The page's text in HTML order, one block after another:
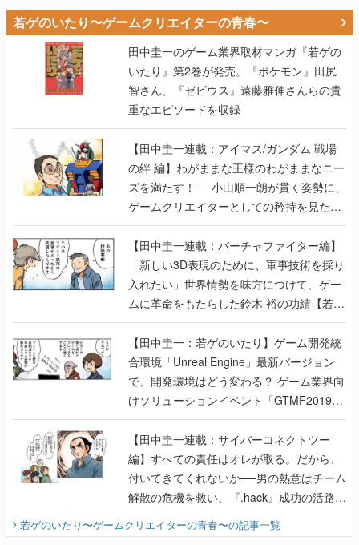
若ゲのいたり〜ゲームクリエイターの青春〜
田中圭一のゲーム業界取材マンガ『若ゲの
いたり』第2巻が発売。『ポケモン』田尻
智さん、『ゼビウス』遠藤雅伸さんらの貴
重なエピソードを収録
【田中圭一連載：アイマス/ガンダム 戦場
の絆 編】わがままな王様のわがままなニー
ズを満たす！──小山順一朗が貫く姿勢に、
ゲームクリエイターとしての矜持を見た
【若ゲのいたり最終回】
【田中圭一連載：バーチャファイター編】
「新しい3D表現のために、軍事技術を採り
入れたい」世界情勢を味方につけて、ゲー
ムに革命をもたらした鈴木 裕の功績【若ゲ
のいたり】
【田中圭一：若ゲのいたり】ゲーム開発統
合環境「Unreal Engine」最新バージョン
で、開発環境はどう変わる？ ゲーム業界向
けソリューションイベント「GTMF2019」
に行って、より理解を深めよう【PR】
【田中圭一連載：サイバーコネクトツー
編】すべての責任はオレが取る。だから、
付いてきてくれないか──男の熱意はチーム
解散の危機を救い、『.hack』成功の活路を
開く。業界の快男児・松山 洋に流れる血は
『少年ジャンプ』色だった【若ゲのいた
若ゲのいたり〜ゲームクリエイターの青春〜の記事一覧